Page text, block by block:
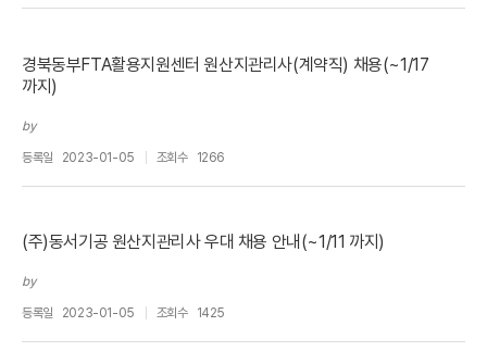
경북동부FTA활용지원센터 원산지관리사(계약직) 채용(~1/17
까지)
by
등록일 2023-01-05 조회수 1266
(주)동서기공 원산지관리사 우대 채용 안내(~1/11 까지)
by
등록일 2023-01-05 조회수 1425